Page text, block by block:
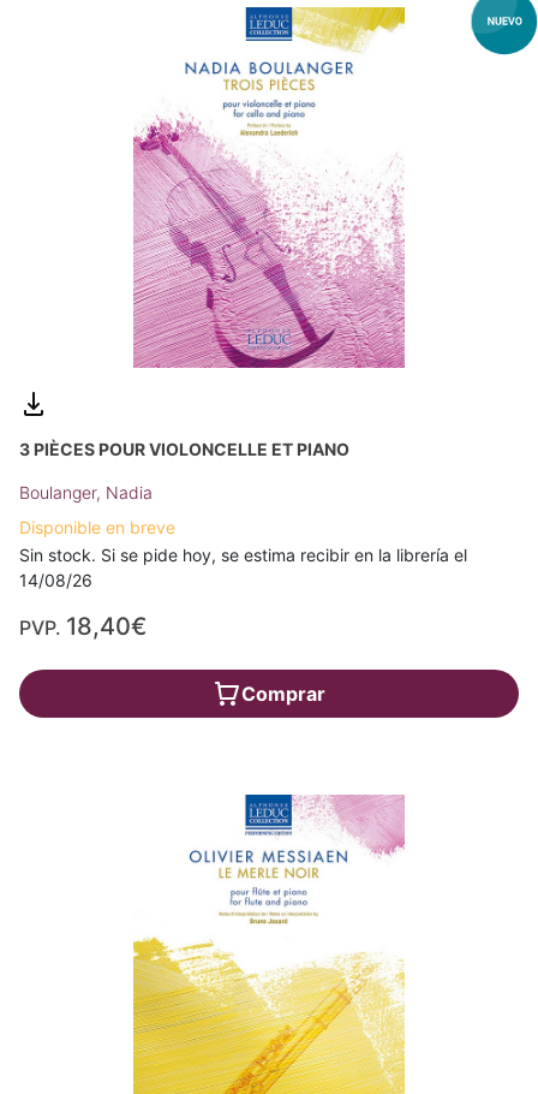
3 PIÈCES POUR VIOLONCELLE ET PIANO
Boulanger, Nadia
Disponible en breve
Sin stock. Si se pide hoy, se estima recibir en la librería el
14/08/26
PVP. 18,40€
Comprar